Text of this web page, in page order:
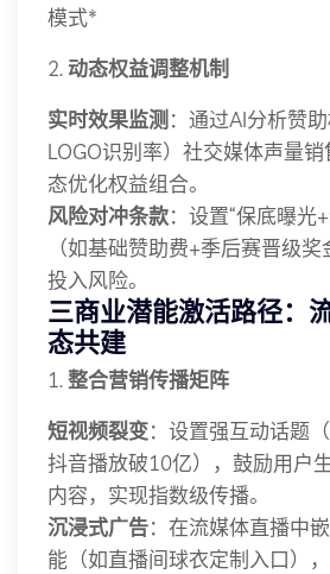
模式*
2. 动态权益调整机制
实时效果监测 ：通过AI分析赞
LOGO识别率）社交媒体声量
态优化权益组合。
风险对冲条款：设置“保底曝光
（如基础赞助费+季后赛晋级
投入风险。
三商业潜能激活路径：
态共建
1.整合营销传播矩阵
短视频裂变：设置强互动话题
抖音播放破10亿），鼓励用户
内容，实现指数级传播。
沉浸式广告：在流媒体直播中
能（如直播间球衣定制入口）